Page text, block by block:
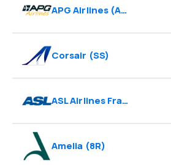
APG Airlines(A1 )
Corsair (SS)
ASL Airlines France
Amelia (8R)